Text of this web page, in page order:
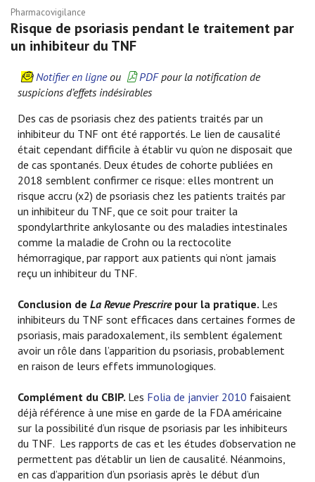
Pharmacovigilance
Risque de psoriasis pendant le traitement par
un inhibiteur du TNF
Notifier en ligneou PDFpour la notification de
suspicions d’effets indésirables
Des cas de psoriasis chez des patients traités par un
inhibiteur du TNF ont été rapportés. Le lien de causalité
était cependant difficile à établir vu qu’on ne disposait que
de cas spontanés. Deux études de cohorte publiées en
2018 semblent confirmer ce risque: elles montrent un
risque accru (x2) de psoriasis chez les patients traités par
un inhibiteur du TNF, que ce soit pour traiter la
spondylarthrite ankylosante ou des maladies intestinales
comme la maladie de Crohn ou la rectocolite
hémorragique, par rapport aux patients qui n’ont jamais
reçu un inhibiteur du TNF.
Conclusion de La Revue Prescrirepour la pratique. Les
inhibiteurs du TNF sont efficaces dans certaines formes de
psoriasis, mais paradoxalement, ils semblent également
avoir un rôle dans l’apparition du psoriasis, probablement
en raison de leurs effets immunologiques.
Complément du CBIP. Les Folia de janvier 2010 faisaient
déjà référence à une mise en garde de la FDA américaine
sur la possibilité d’un risque de psoriasis par les inhibiteurs
du TNF. Les rapports de cas et les études d’observation ne
permettent pas d’établir un lien de causalité. Néanmoins,
en cas d’apparition d’un psoriasis après le début d’un